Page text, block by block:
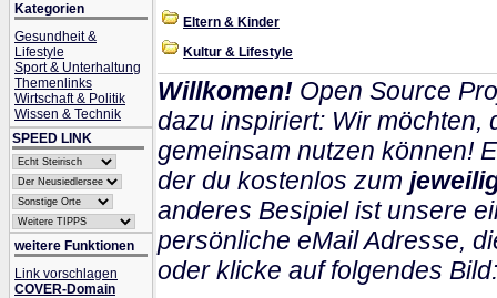
Kategorien
Gesundheit &
Lifestyle
Sport & Unterhaltung
Themenlinks
Wirtschaft & Politik
Wissen & Technik
SPEED LINK
weitere Funktionen
Link vorschlagen
COVER-Domain
Eltern & Kinder
Kultur & Lifestyle
Willkomen! Open Source
dazu inspiriert: Wir möchten,
gemeinsam nutzen können!
der du kostenlos zum
anderes Besipiel ist unsere
persönliche eMail Adresse,
oder klicke auf folgendes Bild: